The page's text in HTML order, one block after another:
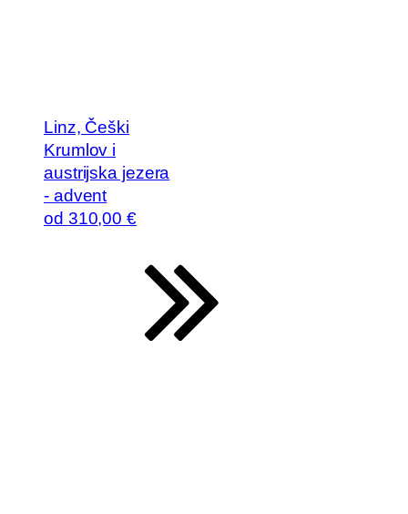
Linz, Češki
Krumlov i
austrijska jezera
- advent
od 310,00 €